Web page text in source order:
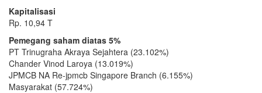
Kapitalisasi
Rp. 10,94 T
Pemegang saham diatas 5%
PT Trinugraha Akraya Sejahtera (23.102%)
Chander Vinod Laroya (13.019%)
JPMCB NA Re-jpmcb Singapore Branch (6.155%)
Masyarakat (57.724%)